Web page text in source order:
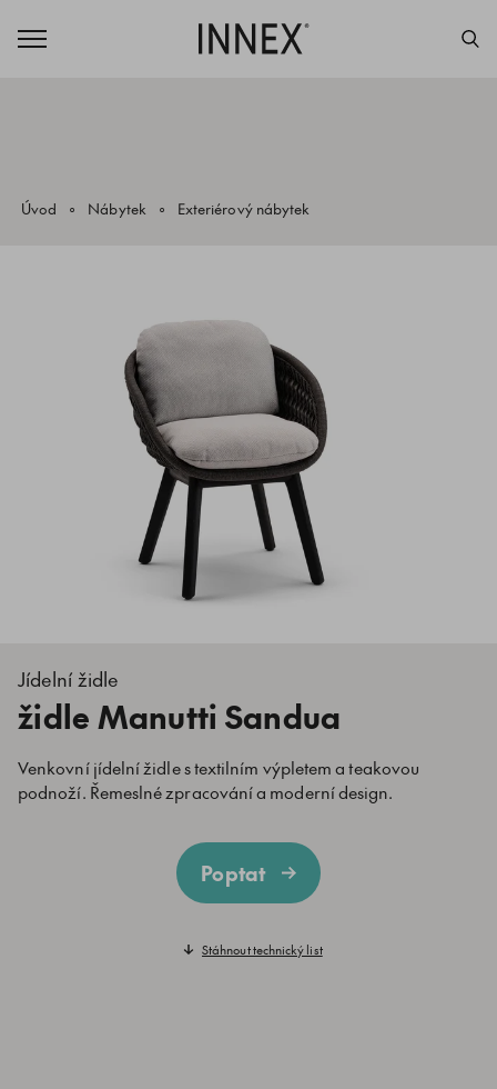
Úvod Nábytek Exteriérový nábytek
Jídelní židle
židle Manutti Sandua
Venkovní jídelní židle s textilním výpletem a teakovou
podnoží. Řemeslné zpracování a moderní design.
Poptat
Stáhnout technický list